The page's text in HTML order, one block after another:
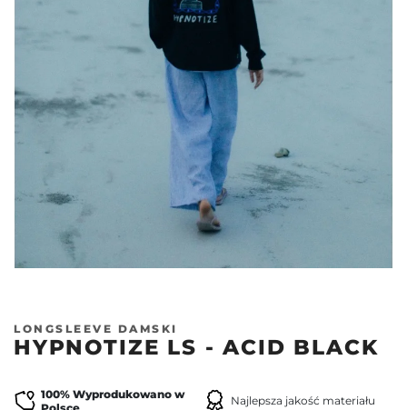
LONGSLEEVE DAMSKI
HYPNOTIZE LS - ACID BLACK
100% Wyprodukowano w
Najlepsza jakość materiału